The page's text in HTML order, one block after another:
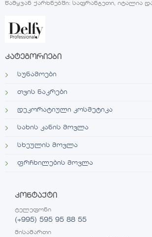
წამყვან ქარხნებში: საფრანგეთი, იტალია
კატეგორიები
სუნამოები
თვის ნაკრები
დეკორატიული კოსმეტიკა
სახის კანის მოვლა
სხეულის მოვლა
ფრჩხილების მოვლა
კონტაქტი
ტელეფონი
(+995) 595 95 88 55
მისამართი